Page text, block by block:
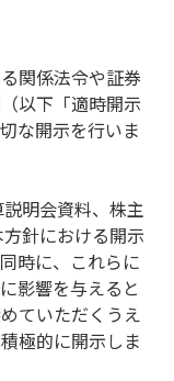
関係法令や証券
以下「適時開示
な開示を行いま
明会資料、株主
針における開示
時に、これらに
影響を与えると
ていただくうえ
極的に開示しま